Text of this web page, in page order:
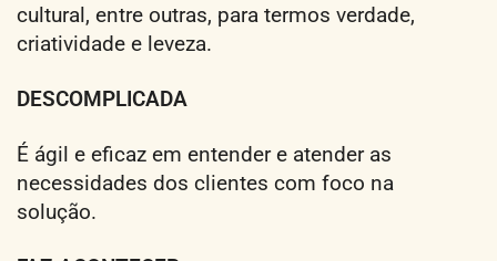
cultural, entre outras, para termos verdade,
criatividade e leveza.
DESCOMPLICADA
É ágil e eficaz em entender e atender as
necessidades dos clientes com foco na
solução.